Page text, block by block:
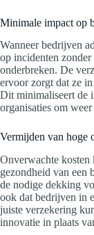
Minimale impact op
Wanneer bedrijven
op incidenten
onderbreken. De
ervoor zorgt dat ze
Dit minimaliseert de
organisaties om
Vermijden van hoge
Onverwachte kosten
gezondheid van een
de nodige dekking
ook dat bedrijven in
juiste verzekering
innovatie in plaats